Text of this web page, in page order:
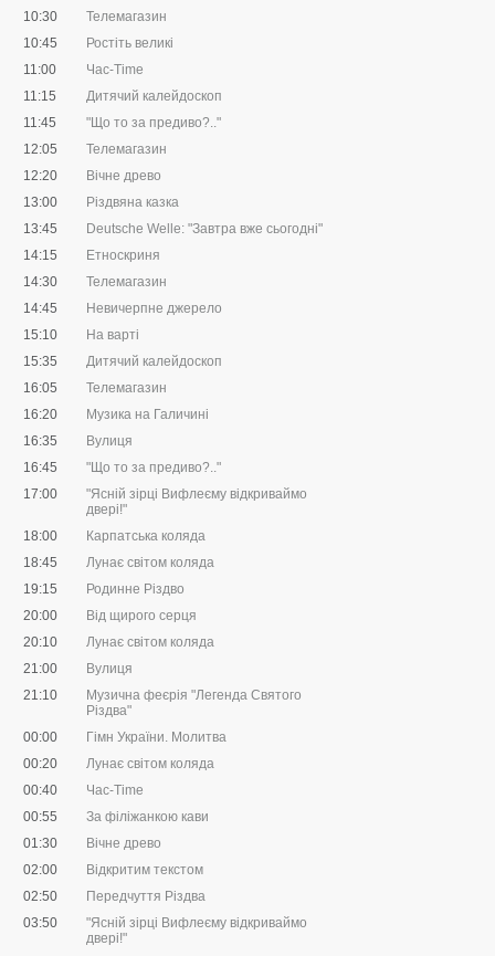
10:30
Телемагазин
10:45
Ростіть великі
11:00
Час-Time
11:15
Дитячий калейдоскоп
11:45
"Що то за предиво?.."
12:05
Телемагазин
12:20
Вічне древо
13:00
Різдвяна казка
13:45
Deutsche Welle: "Завтра вже сьогодні"
14:15
Етноскриня
14:30
Телемагазин
14:45
Невичерпне джерело
15:10
На варті
15:35
Дитячий калейдоскоп
16:05
Телемагазин
16:20
Музика на Галичині
16:35
Вулиця
16:45
"Що то за предиво?.."
17:00
"Ясній зірці Вифлеєму відкриваймо
двері!"
18:00
Карпатська коляда
18:45
Лунає світом коляда
19:15
Родинне Різдво
20:00
Від щирого серця
20:10
Лунає світом коляда
21:00
Вулиця
21:10
Музична феєрія "Легенда Святого
Різдва"
00:00
Гімн України. Молитва
00:20
Лунає світом коляда
00:40
Час-Time
00:55
За філіжанкою кави
01:30
Вічне древо
02:00
Відкритим текстом
02:50
Передчуття Різдва
03:50
"Ясній зірці Вифлеєму відкриваймо
двері!"